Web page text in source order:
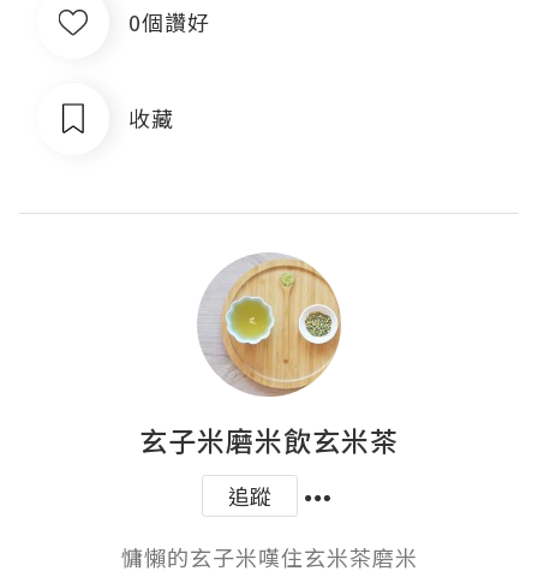
0個讚好
收藏
玄子米磨米飲玄米茶
追蹤
慵懶的玄子米嘆住玄米茶磨米